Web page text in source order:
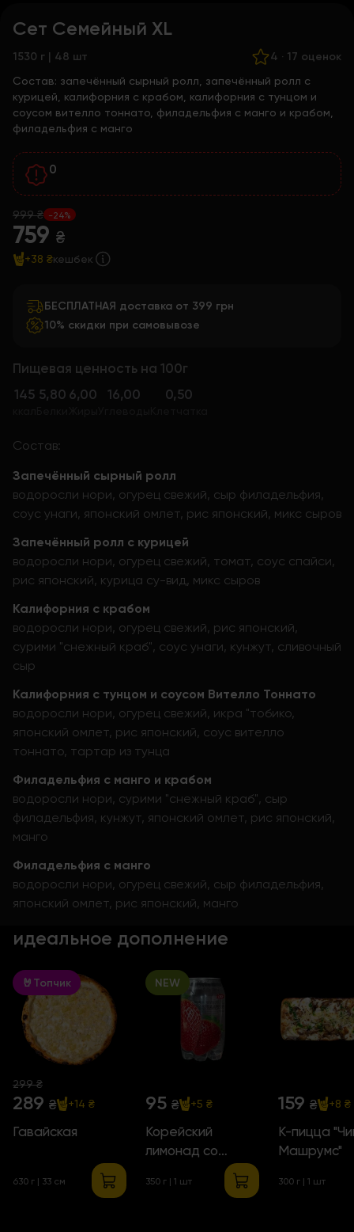
Сет Семейный XL
1530 г | 48 шт 4 · 17 оценок
Состав: запечённый сырный ролл, запечённый ролл с
курицей, калифорния с крабом, калифорния с тунцом и
соусом вителло тоннато, филадельфия с манго и крабом,
филадельфия с манго
0
999 ₴ -24%
759 ₴
+38 ₴кешбек
БЕСПЛАТНАЯ доставка от 399 грн
10% скидки при самовывозе
Пищевая ценность на 100г
145 5,80 6,00 16,00 0,50
Состав:
Запечённый сырный ролл
водоросли нори, огурец свежий, сыр филадельфия,
соус унаги, японский омлет, рис японский, микс сыров
Запечённый ролл с курицей
водоросли нори, огурец свежий, томат, соус спайси,
рис японский, курица су-вид, микс сыров
Калифорния с крабом
водоросли нори, огурец свежий, рис японский,
сурими "снежный краб", соус унаги, кунжут, сливочный
сыр
Калифорния с тунцом и соусом Вителло Тоннато
водоросли нори, огурец свежий, икра "тобико,
японский омлет, рис японский, соус вителло
тоннато, тартар из тунца
Филадельфия с манго и крабом
водоросли нори, сурими "снежный краб", сыр
филадельфия, кунжут, японский омлет, рис японский,
манго
Филадельфия с манго
водоросли нори, огурец свежий, сыр филадельфия,
японский омлет, рис японский, манго
идеальное дополнение
🤘Топчик
299 ₴
289 ₴ +14 ₴
Гавайская
630 г | 33 см
NEW
95 ₴ +5 ₴
Корейский
лимонад со
вкусом клубники
350 г | 1 шт
159 ₴ +8 ₴
К-пицца
Машрумс"
300 г | 1 шт